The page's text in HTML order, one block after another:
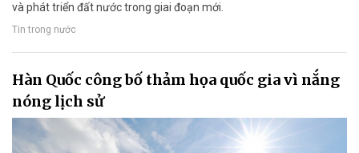
và phát triển đất nước trong giai đoạn mới.
Tin trong nước
Hàn Quốc công bố thảm họa quốc gia vì nắng
nóng lịch sử